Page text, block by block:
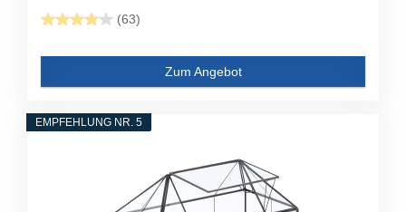
(63)
Zum Angebot
EMPFEHLUNG NR. 5